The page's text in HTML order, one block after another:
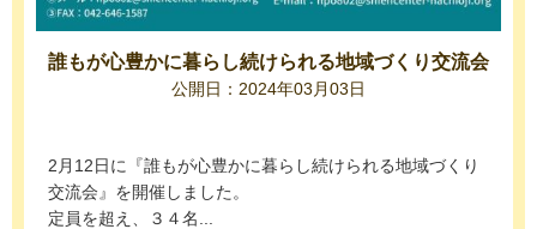
誰もが心豊かに暮らし続けられる地域づくり交流会
公開日：2024年03月03日
2月12日に『誰もが心豊かに暮らし続けられる地域づくり
交流会』を開催しました。
定員を超え、３４名...